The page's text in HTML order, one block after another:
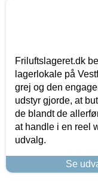
Friluftslageret.dk
lagerlokale på
grej og den
udstyr gjorde, at
de blandt de
at handle i en reel
udvalg.
Se